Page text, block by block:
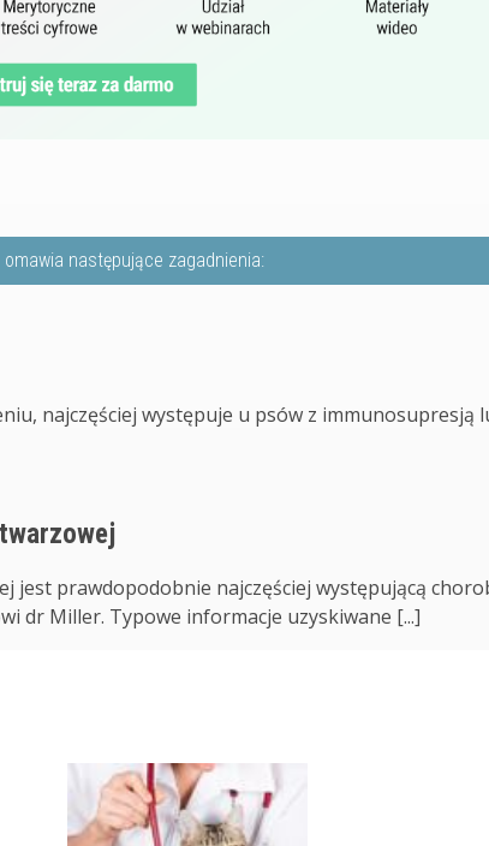
omawia następujące zagadnienia:
najczęściej występuje u psów z immunosupresją
jest prawdopodobnie najczęściej występującą
dr Miller. Typowe informacje uzyskiwane [...]